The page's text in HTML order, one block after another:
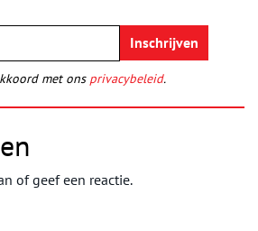
met ons privacybeleid.
of geef een reactie.